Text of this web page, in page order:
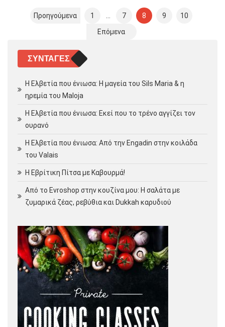
Σελιδοποίηση
Προηγούμενα 1 7 8 9
10
Επόμενα
ΣΥΝΤΑΓΈΣ
Η Ελβετία που ένιωσα: Η μαγεία του Sils Maria & η
ηρεμία του Maloja
Η Ελβετία που ένιωσα: Εκεί που το τρένο αγγίζει τον
ουρανό
Η Ελβετία που ένιωσα: Από την Engadin στην κοιλάδα
του Valais
Η Εβρίτικη Πίτσα με Καβουρμά!
Από το Evroshop στην κουζίνα μου: Η σαλάτα με
ζυμαρικά ζέας, ρεβύθια και Dukkah καρυδιού